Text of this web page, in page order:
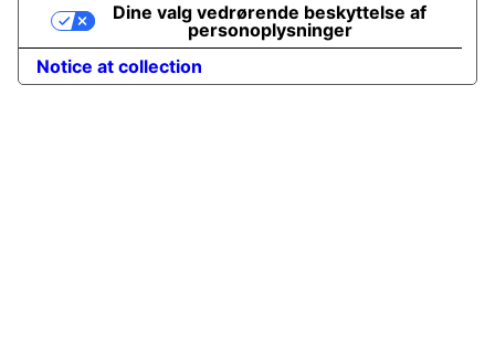
Notice at collection
Dine valg vedrørende beskyttelse af
personoplysninger